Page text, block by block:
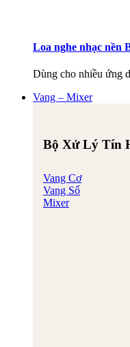
Loa nghe nhạc nền
Dùng cho nhiều ứng
Vang – Mixer
Bộ Xử Lý Tín
Vang Cơ
Vang Số
Mixer